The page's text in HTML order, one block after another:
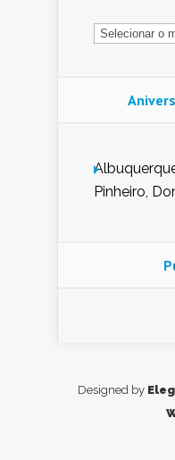
Arquivo
Pinheiro,
Nunes de
Glória
Designed by